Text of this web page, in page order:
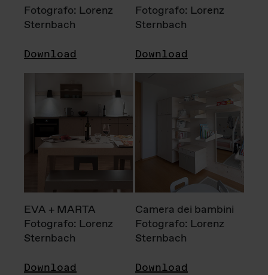
Fotografo: Lorenz
Sternbach
Download
Fotografo: Lorenz
Sternbach
Download
EVA + MARTA
Fotografo: Lorenz
Sternbach
Download
Camera dei bambini
Fotografo: Lorenz
Sternbach
Download